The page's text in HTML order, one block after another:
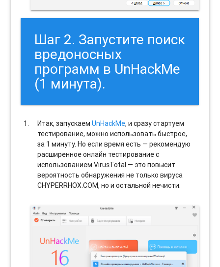
Шаг 2. Запустите поиск
вредоносных
программ в UnHackMe
(1 минута).
Итак, запускаемUnHackMe, и сразу стартуем
тестирование, можно использовать быстрое,
за 1 минуту. Но если время есть — рекомендую
расширенное онлайн тестирование с
использованием VirusTotal — это повысит
вероятность обнаружения не только вируса
CHYPERRHOX.COM, но и остальной нечисти.